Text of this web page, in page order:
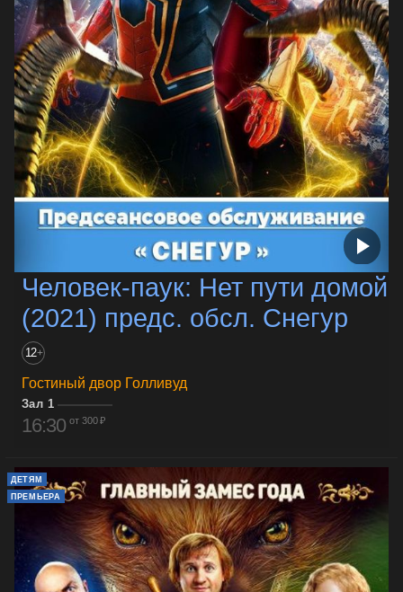
Человек-паук: Нет пути домой
(2021) предс. обсл. Снегур
12+
Гостиный двор Голливуд
Зал 1
16:30 от 300 ₽
ДЕТЯМ
ПРЕМЬЕРА